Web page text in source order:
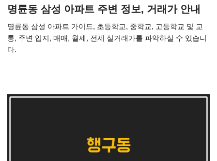
명륜동 삼성 아파트 주변 정보, 거래가 안내
명륜동 삼성 아파트 가이드, 초등학교, 중학교, 고등학교 및 교
통, 주변 입지, 매매, 월세, 전세 실거래가를 파악하실 수 있습니
다.